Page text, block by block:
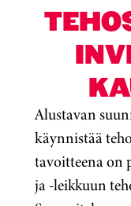
Alustavan
käynnistää
tavoitteena on
ja -leikkuun